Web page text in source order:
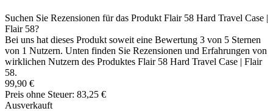
Suchen Sie Rezensionen für das Produkt Flair 58 Hard Travel Case |
Flair 58?
Bei uns hat dieses Produkt soweit eine Bewertung 3 von 5 Sternen
von 1 Nutzern. Unten finden Sie Rezensionen und Erfahrungen von
wirklichen Nutzern des Produktes Flair 58 Hard Travel Case | Flair
58.
99,90 €
Preis ohne Steuer: 83,25 €
Ausverkauft